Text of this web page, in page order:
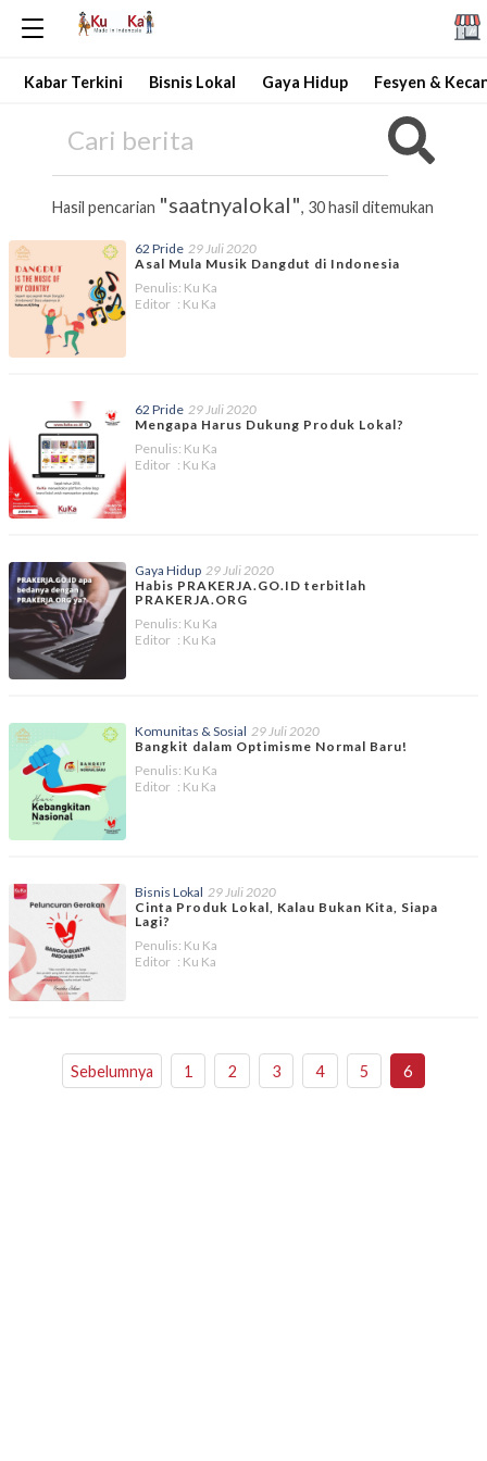
Kabar Terkini Bisnis Lokal Gaya Hidup Fesyen &
Hasil pencarian "saatnyalokal", 30 hasil ditemukan
62 Pride 29 Juli 2020
Asal Mula Musik Dangdut di Indonesia
Penulis: Ku Ka
Editor : Ku Ka
62 Pride 29 Juli 2020
Mengapa Harus Dukung Produk Lokal?
Penulis: Ku Ka
Editor : Ku Ka
Gaya Hidup 29 Juli 2020
Habis PRAKERJA.GO.ID terbitlah
PRAKERJA.ORG
Penulis: Ku Ka
Editor : Ku Ka
Komunitas & Sosial 29 Juli 2020
Bangkit dalam Optimisme Normal Baru!
Penulis: Ku Ka
Editor : Ku Ka
Bisnis Lokal 29 Juli 2020
Cinta Produk Lokal, Kalau Bukan Kita, Siapa
Lagi?
Penulis: Ku Ka
Editor : Ku Ka
Sebelumnya 1 2 3 4 5 6